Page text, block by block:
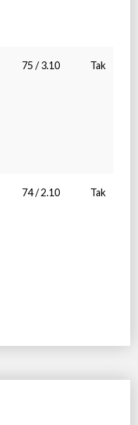
75 / 3.10 Tak
74 / 2.10 Tak